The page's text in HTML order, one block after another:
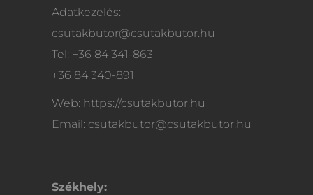
Adatkezelés:
csutakbutor@csutakbutor.hu
Tel: +36 84 341-863
+36 84 340-891
Web: https://csutakbutor.hu
Email: csutakbutor@csutakbutor.hu
Székhely: